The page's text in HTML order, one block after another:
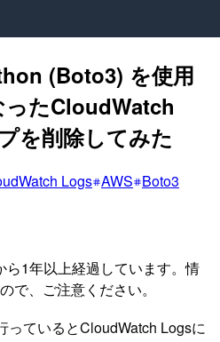
(Boto3) を使用
ったCloudWatch
を削除してみた
Logs AWS Boto3
ら1年以上経過しています。情
で、ご注意ください。
っているとCloudWatch Logsに